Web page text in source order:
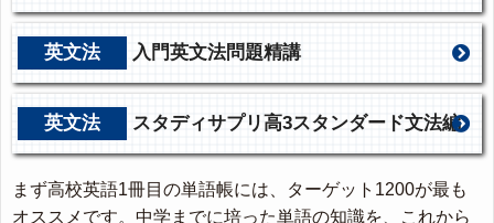
英文法 入門英文法問題精講
英文法 スタディサプリ高3スタンダード文法編
まず高校英語1冊目の単語帳には、ターゲット1200が最も
オススメです。中学までに培った単語の知識を、これから